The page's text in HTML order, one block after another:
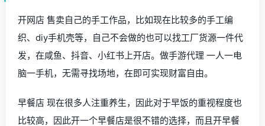
开网店 售卖自己的手工作品，比如现在比较多的手工编
织、diy手机壳等，自己不会做的也可以找工厂货源一件代
发，在咸鱼、抖音、小红书上开店。做手游代理 一人一电
脑一手机，无需寻找场地，在即可实现财富自由。
早餐店 现在很多人注重养生，因此对于早饭的重视程度也
比较高，因此开一个早餐店是很不错的选择，而且开早餐